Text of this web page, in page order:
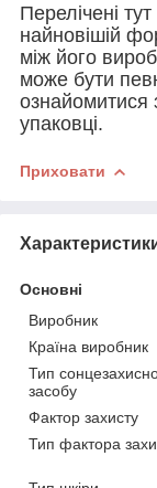
Перелічені
найновішій
між його
може бути
ознайомитися
упаковці.
Приховати
Основні
Виробник
Країна виробник
Тип
засобу
Фактор захисту
Тип фактора